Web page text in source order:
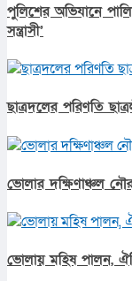
পুলিশের অভিযানে
সন্ত্রাসী’
ছাত্রদলের পরিণতি
ভোলার দক্ষিণাঞ্চল
ভোলায় মহিষ পালন,